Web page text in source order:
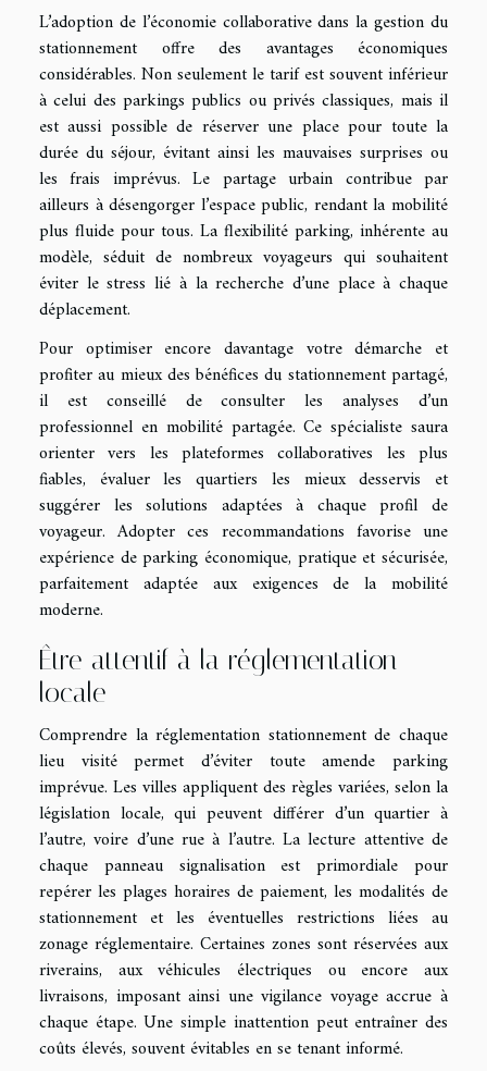
L’adoption de l’économie collaborative dans la gestion du
stationnement offre des avantages économiques
considérables. Non seulement le tarif est souvent inférieur
à celui des parkings publics ou privés classiques, mais il
est aussi possible de réserver une place pour toute la
durée du séjour, évitant ainsi les mauvaises surprises ou
les frais imprévus. Le partage urbain contribue par
ailleurs à désengorger l’espace public, rendant la mobilité
plus fluide pour tous. La flexibilité parking, inhérente au
modèle, séduit de nombreux voyageurs qui souhaitent
éviter le stress lié à la recherche d’une place à chaque
déplacement.
Pour optimiser encore davantage votre démarche et
profiter au mieux des bénéfices du stationnement partagé,
il est conseillé de consulter les analyses d’un
professionnel en mobilité partagée. Ce spécialiste saura
orienter vers les plateformes collaboratives les plus
fiables, évaluer les quartiers les mieux desservis et
suggérer les solutions adaptées à chaque profil de
voyageur. Adopter ces recommandations favorise une
expérience de parking économique, pratique et sécurisée,
parfaitement adaptée aux exigences de la mobilité
moderne.
Être attentif à la réglementation
locale
Comprendre la réglementation stationnement de chaque
lieu visité permet d’éviter toute amende parking
imprévue. Les villes appliquent des règles variées, selon la
législation locale, qui peuvent différer d’un quartier à
l’autre, voire d’une rue à l’autre. La lecture attentive de
chaque panneau signalisation est primordiale pour
repérer les plages horaires de paiement, les modalités de
stationnement et les éventuelles restrictions liées au
zonage réglementaire. Certaines zones sont réservées aux
riverains, aux véhicules électriques ou encore aux
livraisons, imposant ainsi une vigilance voyage accrue à
chaque étape. Une simple inattention peut entraîner des
coûts élevés, souvent évitables en se tenant informé.